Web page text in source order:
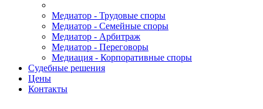
Медиатор - Трудовые споры
Медиатор - Семейные споры
Медиатор - Арбитраж
Медиатор - Переговоры
Медиация - Корпоративные споры
Судебные решения
Цены
Контакты